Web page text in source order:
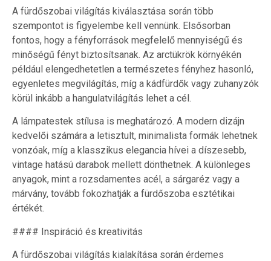
A fürdőszobai világítás kiválasztása során több
szempontot is figyelembe kell vennünk. Elsősorban
fontos, hogy a fényforrások megfelelő mennyiségű és
minőségű fényt biztosítsanak. Az arctükrök környékén
például elengedhetetlen a természetes fényhez hasonló,
egyenletes megvilágítás, míg a kádfürdők vagy zuhanyzók
körül inkább a hangulatvilágítás lehet a cél.
A lámpatestek stílusa is meghatározó. A modern dizájn
kedvelői számára a letisztult, minimalista formák lehetnek
vonzóak, míg a klasszikus elegancia hívei a díszesebb,
vintage hatású darabok mellett dönthetnek. A különleges
anyagok, mint a rozsdamentes acél, a sárgaréz vagy a
márvány, tovább fokozhatják a fürdőszoba esztétikai
értékét.
#### Inspiráció és kreativitás
A fürdőszobai világítás kialakítása során érdemes